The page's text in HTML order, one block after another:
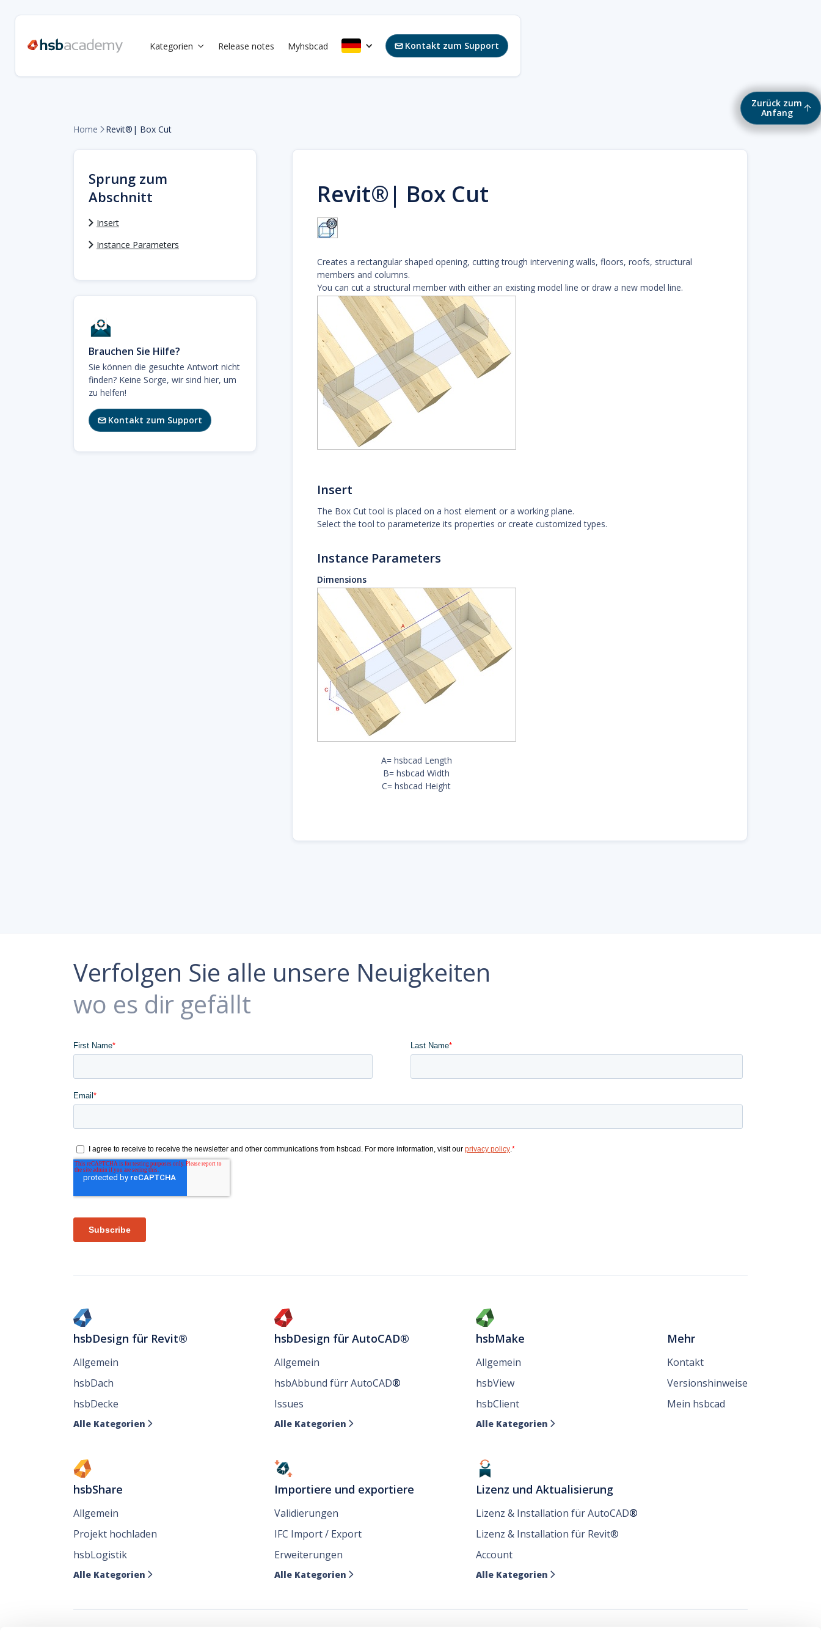
Kategorien  Release notes Myhsbcad Kontakt zum Support
Zurück zum
Anfang
Home  Revit®| Box Cut
Sprung zum
Abschnitt
Insert
Instance Parameters
Brauchen Sie Hilfe?
Sie können die gesuchte Antwort nicht
finden? Keine Sorge, wir sind hier, um
zu helfen!
Kontakt zum Support
Revit®| Box Cut
Creates a rectangular shaped opening, cutting trough intervening walls, floors, roofs, structural
members and columns.
You can cut a structural member with either an existing model line or draw a new model line.
Insert
The Box Cut tool is placed on a host element or a working plane.
Select the tool to parameterize its properties or create customized types.
Instance Parameters
Dimensions
A= hsbcad Length
B= hsbcad Width
C= hsbcad Height
Verfolgen Sie alle unsere Neuigkeiten
wo es dir gefällt
hsbDesign für Revit®
Allgemein
hsbDach
hsbDecke
Alle Kategorien 
hsbDesign für AutoCAD®
Allgemein
hsbAbbund fürr AutoCAD®
Issues
Alle Kategorien 
hsbMake
Allgemein
hsbView
hsbClient
Alle Kategorien 
hsbShare
Allgemein
Projekt hochladen
hsbLogistik
Alle Kategorien 
Importiere und exportiere
Validierungen
IFC Import / Export
Erweiterungen
Alle Kategorien 
Lizenz und Aktualisierung
Lizenz & Installation für AutoCAD®
Lizenz & Installation für Revit®
Account
Alle Kategorien 
Mehr
Kontakt
Versionshinweise
Mein hsbcad